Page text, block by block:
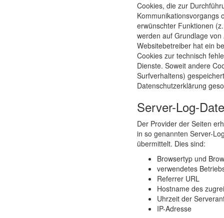
Cookies, die zur
Kommunikationsvorgangs
erwünschter Funktionen
werden auf Grundlage
Websitebetreiber hat ein
Cookies zur technisch
Dienste. Soweit andere
Surfverhaltens)
Datenschutzerklärung
Server-Log-
Der Provider der Seiten
in so genannten Server-
übermittelt. Dies sind:
Browsertyp und
verwendetes
Referrer URL
Hostname des
Uhrzeit der
IP-Adresse